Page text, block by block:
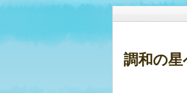
調和の